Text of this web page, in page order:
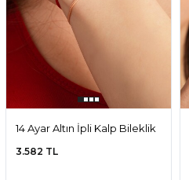
14 Ayar Altın İpli Kalp Bileklik
3.582 TL